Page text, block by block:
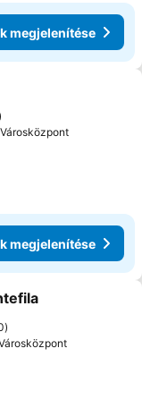
megjelenítése
a kedvencekhez
megjelenítése
a kedvencekhez